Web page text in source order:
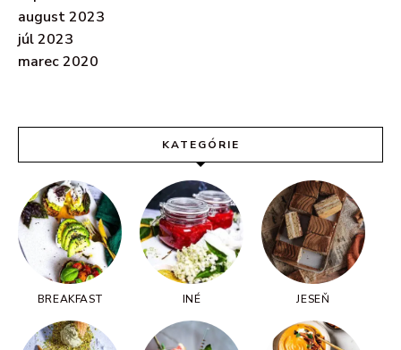
august 2023
júl 2023
marec 2020
KATEGÓRIE
BREAKFAST INÉ JESEŇ